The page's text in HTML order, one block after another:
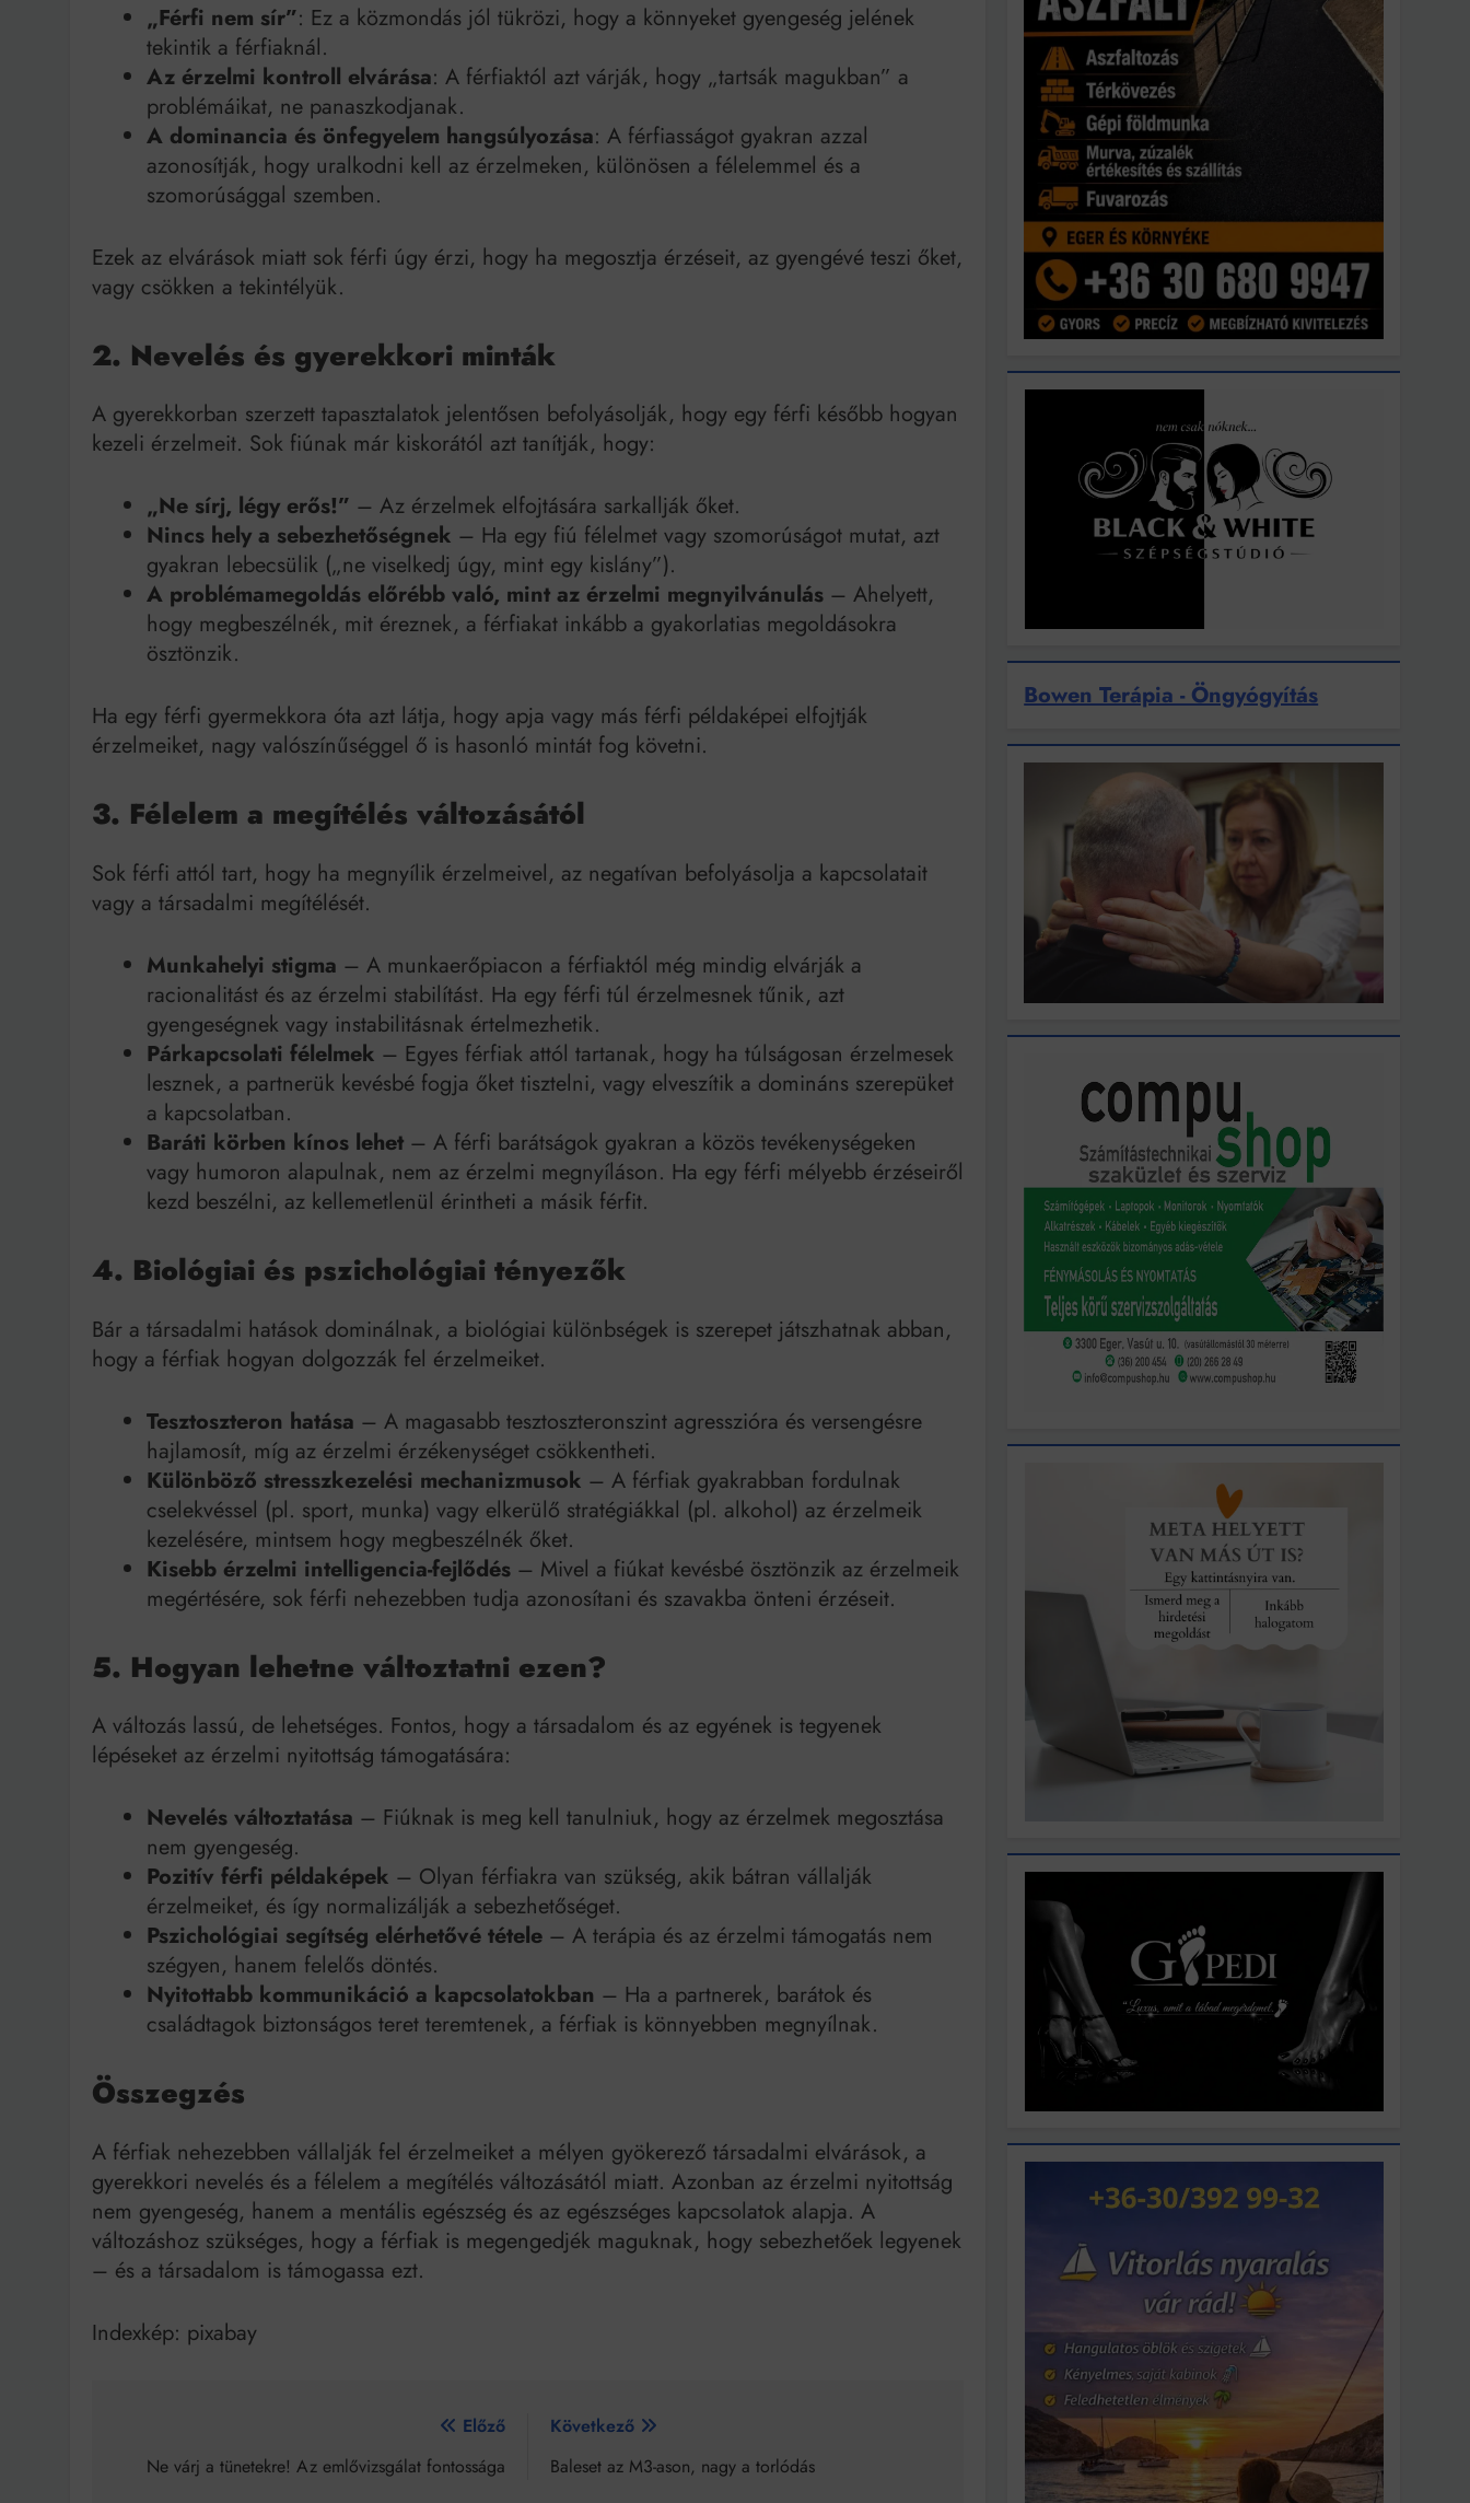
„Férfi nem sír”: Ez a közmondás jól tükrözi, hogy a könnyeket gyengeség jelének
tekintik a férfiaknál.
Az érzelmi kontroll elvárása: A férfiaktól azt várják, hogy „tartsák magukban” a
problémáikat, ne panaszkodjanak.
A dominancia és önfegyelem hangsúlyozása: A férfiasságot gyakran azzal
azonosítják, hogy uralkodni kell az érzelmeken, különösen a félelemmel és a
szomorúsággal szemben.
Ezek az elvárások miatt sok férfi úgy érzi, hogy ha megosztja érzéseit, az gyengévé teszi őket,
vagy csökken a tekintélyük.
2. Nevelés és gyerekkori minták
A gyerekkorban szerzett tapasztalatok jelentősen befolyásolják, hogy egy férfi később hogyan
kezeli érzelmeit. Sok fiúnak már kiskorától azt tanítják, hogy:
„Ne sírj, légy erős!” – Az érzelmek elfojtására sarkallják őket.
Nincs hely a sebezhetőségnek – Ha egy fiú félelmet vagy szomorúságot mutat, azt
gyakran lebecsülik („ne viselkedj úgy, mint egy kislány”).
A problémamegoldás előrébb való, mint az érzelmi megnyilvánulás – Ahelyett,
hogy megbeszélnék, mit éreznek, a férfiakat inkább a gyakorlatias megoldásokra
ösztönzik.
Ha egy férfi gyermekkora óta azt látja, hogy apja vagy más férfi példaképei elfojtják
érzelmeiket, nagy valószínűséggel ő is hasonló mintát fog követni.
3. Félelem a megítélés változásától
Sok férfi attól tart, hogy ha megnyílik érzelmeivel, az negatívan befolyásolja a kapcsolatait
vagy a társadalmi megítélését.
Munkahelyi stigma – A munkaerőpiacon a férfiaktól még mindig elvárják a
racionalitást és az érzelmi stabilítást. Ha egy férfi túl érzelmesnek tűnik, azt
gyengeségnek vagy instabilitásnak értelmezhetik.
Párkapcsolati félelmek – Egyes férfiak attól tartanak, hogy ha túlságosan érzelmesek
lesznek, a partnerük kevésbé fogja őket tisztelni, vagy elveszítik a domináns szerepüket
a kapcsolatban.
Baráti körben kínos lehet – A férfi barátságok gyakran a közös tevékenységeken
vagy humoron alapulnak, nem az érzelmi megnyíláson. Ha egy férfi mélyebb érzéseiről
kezd beszélni, az kellemetlenül érintheti a másik férfit.
4. Biológiai és pszichológiai tényezők
Bár a társadalmi hatások dominálnak, a biológiai különbségek is szerepet játszhatnak abban,
hogy a férfiak hogyan dolgozzák fel érzelmeiket.
Tesztoszteron hatása – A magasabb tesztoszteronszint agresszióra és versengésre
hajlamosít, míg az érzelmi érzékenységet csökkentheti.
Különböző stresszkezelési mechanizmusok – A férfiak gyakrabban fordulnak
cselekvéssel (pl. sport, munka) vagy elkerülő stratégiákkal (pl. alkohol) az érzelmeik
kezelésére, mintsem hogy megbeszélnék őket.
Kisebb érzelmi intelligencia-fejlődés – Mivel a fiúkat kevésbé ösztönzik az érzelmeik
megértésére, sok férfi nehezebben tudja azonosítani és szavakba önteni érzéseit.
5. Hogyan lehetne változtatni ezen?
A változás lassú, de lehetséges. Fontos, hogy a társadalom és az egyének is tegyenek
lépéseket az érzelmi nyitottság támogatására:
Nevelés változtatása – Fiúknak is meg kell tanulniuk, hogy az érzelmek megosztása
nem gyengeség.
Pozitív férfi példaképek – Olyan férfiakra van szükség, akik bátran vállalják
érzelmeiket, és így normalizálják a sebezhetőséget.
Pszichológiai segítség elérhetővé tétele – A terápia és az érzelmi támogatás nem
szégyen, hanem felelős döntés.
Nyitottabb kommunikáció a kapcsolatokban – Ha a partnerek, barátok és
családtagok biztonságos teret teremtenek, a férfiak is könnyebben megnyílnak.
Összegzés
A férfiak nehezebben vállalják fel érzelmeiket a mélyen gyökerező társadalmi elvárások, a
gyerekkori nevelés és a félelem a megítélés változásától miatt. Azonban az érzelmi nyitottság
nem gyengeség, hanem a mentális egészség és az egészséges kapcsolatok alapja. A
változáshoz szükséges, hogy a férfiak is megengedjék maguknak, hogy sebezhetőek legyenek
– és a társadalom is támogassa ezt.
Indexkép: pixabay
navigáció
Előző
Ne várj a tünetekre! Az emlővizsgálat fontossága
Következő
Baleset az M3-ason, nagy a torlódás
Bowen Terápia - Öngyógyítás